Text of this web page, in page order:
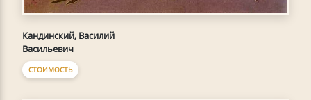
Кандинский, Василий
Васильевич
СТОИМОСТЬ